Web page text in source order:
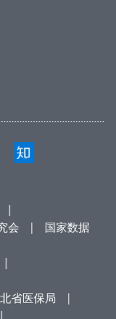
|
会 |
国家数据
|
省医保局
|
|